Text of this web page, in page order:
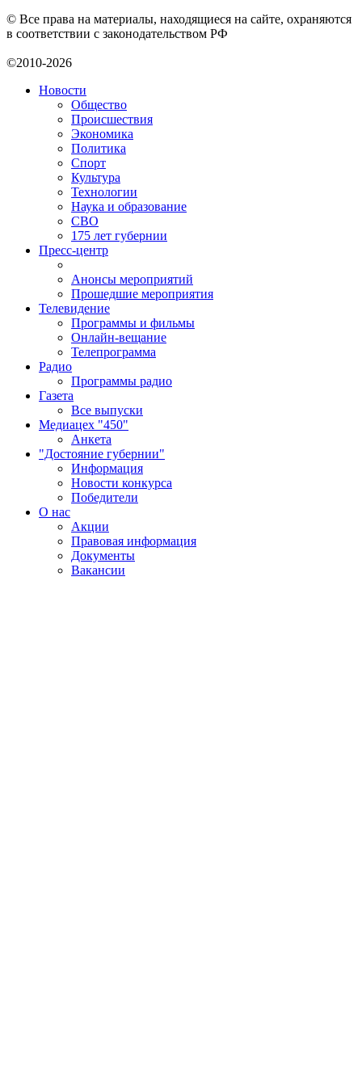
© Все права на материалы, находящиеся на сайте, охраняются
в соответствии с законодательством РФ
©2010-2026
Новости
Общество
Происшествия
Экономика
Политика
Спорт
Культура
Технологии
Наука и образование
СВО
175 лет губернии
Пресс-центр
Анонсы мероприятий
Прошедшие мероприятия
Телевидение
Программы и фильмы
Онлайн-вещание
Телепрограмма
Радио
Программы радио
Газета
Все выпуски
Медиацех "450"
Анкета
"Достояние губернии"
Информация
Новости конкурса
Победители
О нас
Акции
Правовая информация
Документы
Вакансии